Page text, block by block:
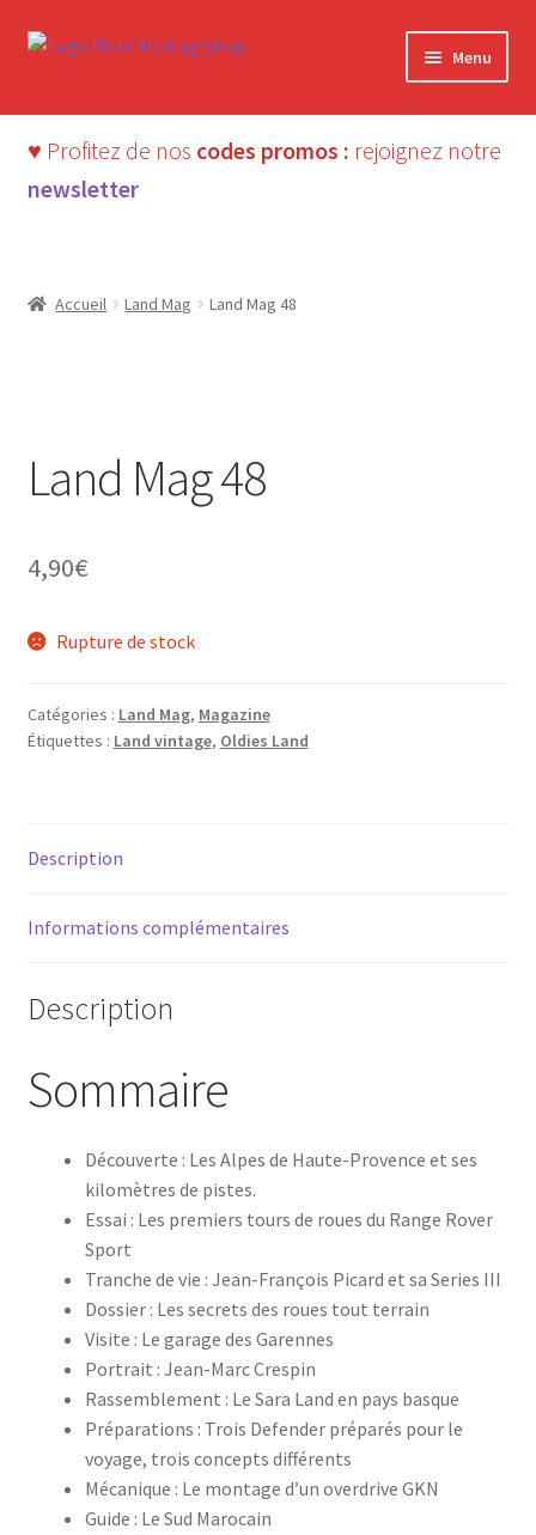
Aller
Aller
Menu
♥ Profitez de nos codes promos : rejoignez notre
newsletter
Accueil Land Mag Land Mag 48
Land Mag 48
4,90€
Rupture de stock
Catégories : Land Mag, Magazine
Étiquettes : Land vintage, Oldies Land
Description
Informations complémentaires
Description
Sommaire
Découverte : Les Alpes de Haute-Provence et ses
kilomètres de pistes.
Essai : Les premiers tours de roues du Range Rover
Sport
Tranche de vie : Jean-François Picard et sa Series III
Dossier : Les secrets des roues tout terrain
Visite : Le garage des Garennes
Portrait : Jean-Marc Crespin
Rassemblement : Le Sara Land en pays basque
Préparations : Trois Defender préparés pour le
voyage, trois concepts différents
Mécanique : Le montage d’un overdrive GKN
Guide : Le Sud Marocain